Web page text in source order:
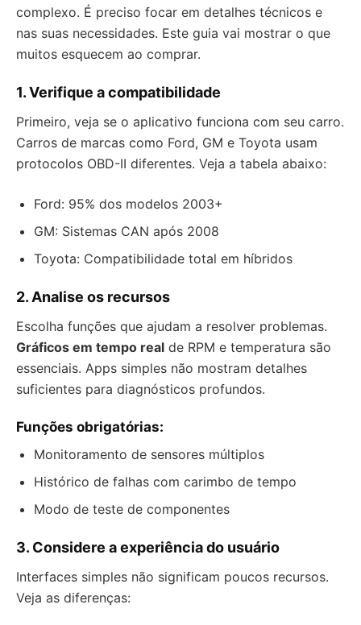
complexo. É preciso focar em detalhes técnicos e
nas suas necessidades. Este guia vai mostrar o que
muitos esquecem ao comprar.
1. Verifique a compatibilidade
Primeiro, veja se o aplicativo funciona com seu carro.
Carros de marcas como Ford, GM e Toyota usam
protocolos OBD-II diferentes. Veja a tabela abaixo:
Ford: 95% dos modelos 2003+
GM: Sistemas CAN após 2008
Toyota: Compatibilidade total em híbridos
2. Analise os recursos
Escolha funções que ajudam a resolver problemas.
Gráficos em tempo real de RPM e temperatura são
essenciais. Apps simples não mostram detalhes
suficientes para diagnósticos profundos.
Funções obrigatórias:
Monitoramento de sensores múltiplos
Histórico de falhas com carimbo de tempo
Modo de teste de componentes
3. Considere a experiência do usuário
Interfaces simples não significam poucos recursos.
Veja as diferenças: